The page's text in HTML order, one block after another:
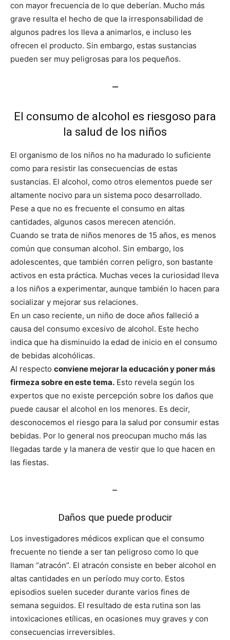
con mayor frecuencia de lo que deberían. Mucho más
grave resulta el hecho de que la irresponsabilidad de
algunos padres los lleva a animarlos, e incluso les
ofrecen el producto. Sin embargo, estas sustancias
pueden ser muy peligrosas para los pequeños.
–
El consumo de alcohol es riesgoso para
la salud de los niños
El organismo de los niños no ha madurado lo suficiente
como para resistir las consecuencias de estas
sustancias. El alcohol, como otros elementos puede ser
altamente nocivo para un sistema poco desarrollado.
Pese a que no es frecuente el consumo en altas
cantidades, algunos casos merecen atención.
Cuando se trata de niños menores de 15 años, es menos
común que consuman alcohol. Sin embargo, los
adolescentes, que también corren peligro, son bastante
activos en esta práctica. Muchas veces la curiosidad lleva
a los niños a experimentar, aunque también lo hacen para
socializar y mejorar sus relaciones.
En un caso reciente, un niño de doce años falleció a
causa del consumo excesivo de alcohol. Este hecho
indica que ha disminuido la edad de inicio en el consumo
de bebidas alcohólicas.
Al respecto conviene mejorar la educación y poner más
firmeza sobre en este tema. Esto revela según los
expertos que no existe percepción sobre los daños que
puede causar el alcohol en los menores. Es decir,
desconocemos el riesgo para la salud por consumir estas
bebidas. Por lo general nos preocupan mucho más las
llegadas tarde y la manera de vestir que lo que hacen en
las fiestas.
–
Daños que puede producir
Los investigadores médicos explican que el consumo
frecuente no tiende a ser tan peligroso como lo que
llaman “atracón”. El atracón consiste en beber alcohol en
altas cantidades en un período muy corto. Estos
episodios suelen suceder durante varios fines de
semana seguidos. El resultado de esta rutina son las
intoxicaciones etílicas, en ocasiones muy graves y con
consecuencias irreversibles.